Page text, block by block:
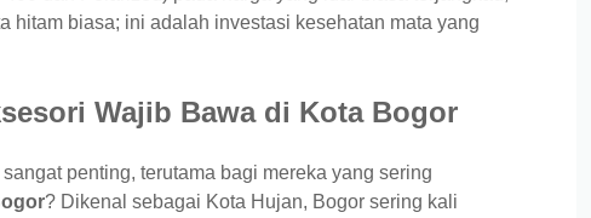
hitam biasa; ini adalah investasi kesehatan mata yang
Wajib Bawa di Kota Bogor
penting, terutama bagi mereka yang sering
? Dikenal sebagai Kota Hujan, Bogor sering kali